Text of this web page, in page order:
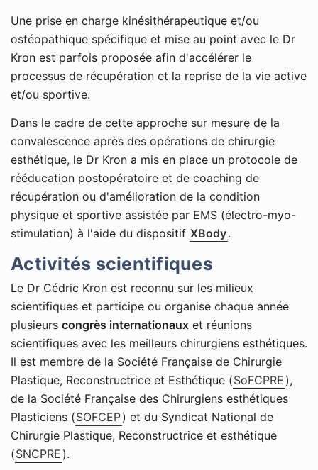
Une prise en charge kinésithérapeutique et/ou
ostéopathique spécifique et mise au point avec le Dr
Kron est parfois proposée afin d'accélérer le
processus de récupération et la reprise de la vie active
et/ou sportive.
Dans le cadre de cette approche sur mesure de la
convalescence après des opérations de chirurgie
esthétique, le Dr Kron a mis en place un protocole de
rééducation postopératoire et de coaching de
récupération ou d'amélioration de la condition
physique et sportive assistée par EMS (électro-myo-
stimulation) à l'aide du dispositif XBody.
Activités scientifiques
Le Dr Cédric Kron est reconnu sur les milieux
scientifiques et participe ou organise chaque année
plusieurs congrès internationaux et réunions
scientifiques avec les meilleurs chirurgiens esthétiques.
Il est membre de la Société Française de Chirurgie
Plastique, Reconstructrice et Esthétique (SoFCPRE ),
de la Société Française des Chirurgiens esthétiques
Plasticiens (SOFCEP) et du Syndicat National de
Chirurgie Plastique, Reconstructrice et esthétique
(SNCPRE ).